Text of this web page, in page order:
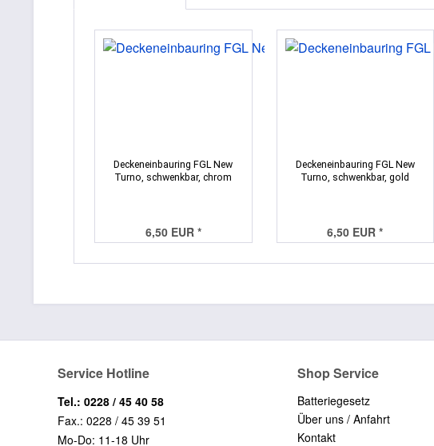
Deckeneinbauring FGL New
Turno, schwenkbar, chrom
6,50 EUR *
Deckeneinbauring FGL New
Turno, schwenkbar, gold
6,50 EUR *
Service Hotline
Tel.: 0228 / 45 40 58
Fax.: 0228 / 45 39 51
Mo-Do: 11-18 Uhr
Shop Service
Batteriegesetz
Über uns / Anfahrt
Kontakt